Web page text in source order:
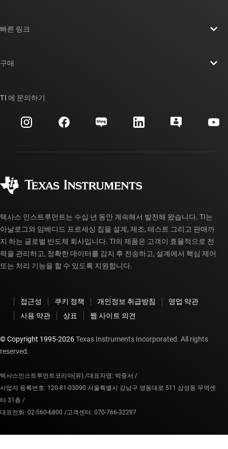
투자 관계
제조
빠른 링크
대체품 검색
고객 지원 센터
myTI 계정 FAQ
구매
주문 FAQ
TI 에 문의하기
텍사스 인스트루먼트는 수십 년 동안 계속해서 발전해 왔습니다. TI는
아날로그와 임베디드 프로세싱 칩을 설계, 제조, 테스트 그리고 판매까
지 하는 글로벌 반도체 회사입니다. TI의 제품은 고객이 효율적으로 전
력을 관리하고, 정확한 데이터를 감지 후 전송하고, 설계에서 핵심 제어
또는 처리 기능을 할 수 있도록 지원합니다.
접근성 쿠키 정책 개인정보 취급방침
영업 약관
사용 약관
상표 웹 사이트 의견
© Copyright 1995-2026Texas Instruments Incorporated. All rights
reserved.
텍사스인스트루먼트코리아(유) /대표자명: 박중서 /
사업자 등록번호: 120-81-03090 서울특별시 강남구 영동대로 511 삼성동 무역센
타 31층 /
대표전화: 02-560-6800 /고객센터: 070-766-32297